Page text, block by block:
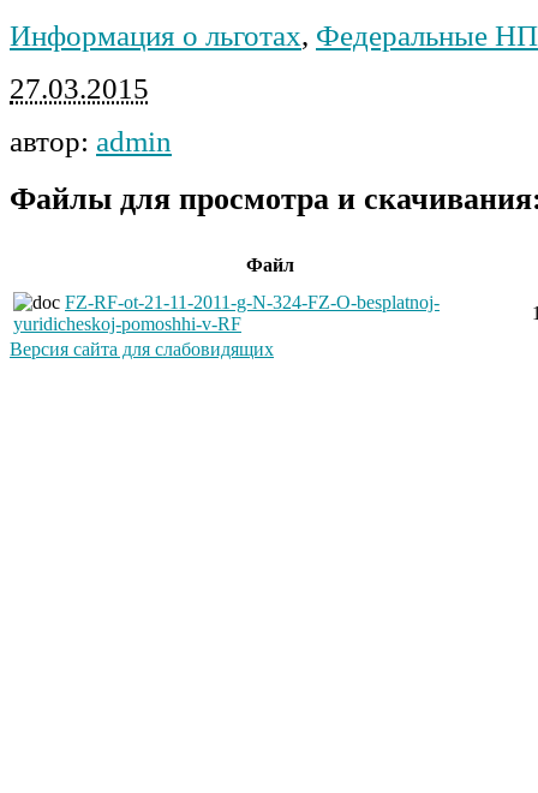
Информация о льготах, Федеральные
27.03.2015
автор: admin
Файлы для просмотра и
Файл
FZ-RF-ot-21-11-2011-g-N-324-FZ-O-besplatnoj-
yuridicheskoj-pomoshhi-v-RF
Версия сайта для слабовидящих